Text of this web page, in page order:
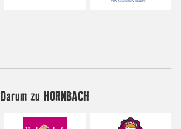
Darum zu HORNBACH